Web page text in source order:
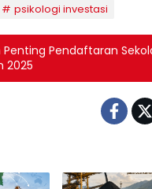
psikologi investasi
Pendaftaran
2025